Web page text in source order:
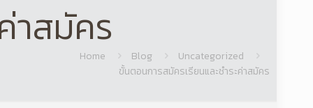
าสมัคร
Home Blog
Uncategorized
ขั้นตอนการสมัครเรียนและชำระค่าสมัคร